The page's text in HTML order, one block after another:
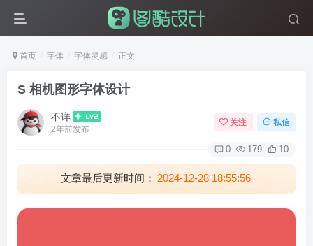
首页 字体 字体灵感 正文
S 相机图形字体设计
不详
2年前发布
关注 私信
0 179 10
文章最后更新时间： 2024-12-28 18:55:56